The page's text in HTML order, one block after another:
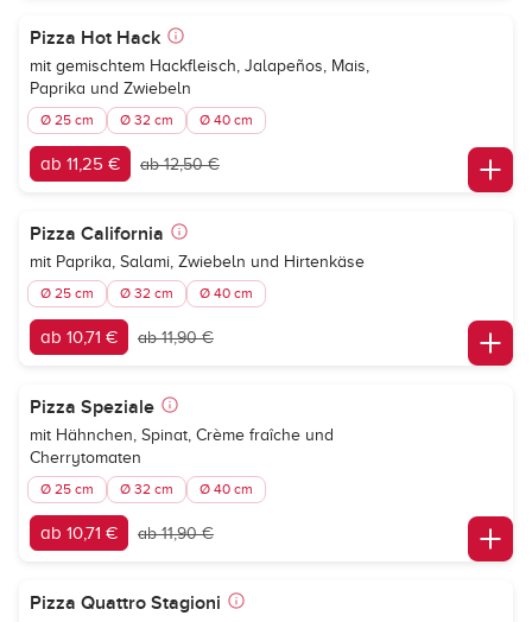
Pizza Hot Hack
mit gemischtem Hackfleisch, Jalapeños, Mais,
Paprika und Zwiebeln
Ø 25 cm Ø 32 cm Ø 40 cm
ab 11,25 € ab 12,50 €
Pizza California
mit Paprika, Salami, Zwiebeln und Hirtenkäse
Ø 25 cm Ø 32 cm Ø 40 cm
ab 10,71 € ab 11,90 €
Pizza Speziale
mit Hähnchen, Spinat, Crème fraîche und
Cherrytomaten
Ø 25 cm Ø 32 cm Ø 40 cm
ab 10,71 € ab 11,90 €
Pizza Quattro Stagioni